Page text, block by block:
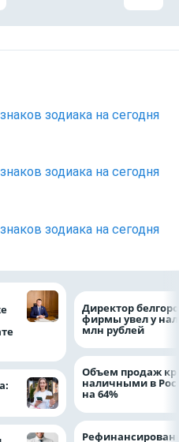
зодиака на сегодня
зодиака на сегодня
зодиака на сегодня
Директор
фирмы увел у
млн рублей
Объем продаж
наличными в
на 64%